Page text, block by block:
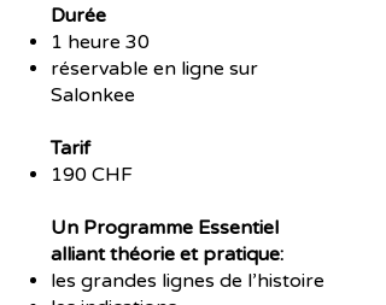
Durée
1 heure 30
réservable en ligne sur
Salonkee
Tarif
190 CHF
Un Programme Essentiel
alliant théorie et pratique:
les grandes lignes de l’histoire